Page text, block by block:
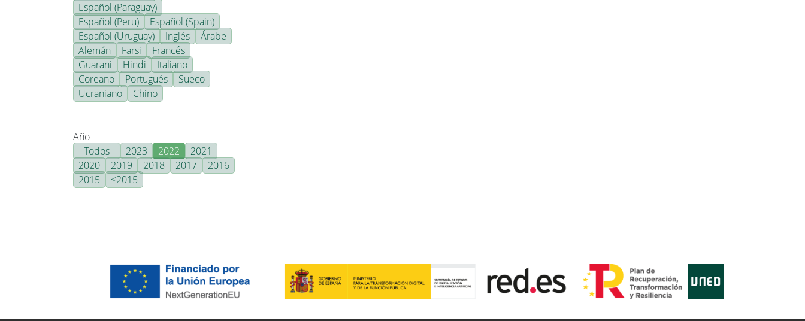
Español (Paraguay)
Español (Peru)
Español (Spain)
Español (Uruguay)
Inglés
Árabe
Alemán
Farsi
Francés
Guarani
Hindi
Italiano
Coreano
Portugués
Sueco
Ucraniano
Chino
Año
- Todos -
2023 2022
2021
2020
2019 2018 2017
2016
2015
<2015